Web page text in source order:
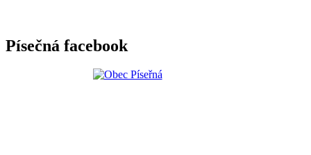
Písečná facebook